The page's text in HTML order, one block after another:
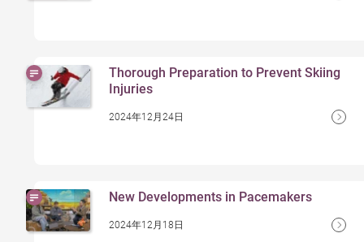
Thorough Preparation to Prevent Skiing
Injuries
2024年12月24日
New Developments in Pacemakers
2024年12月18日